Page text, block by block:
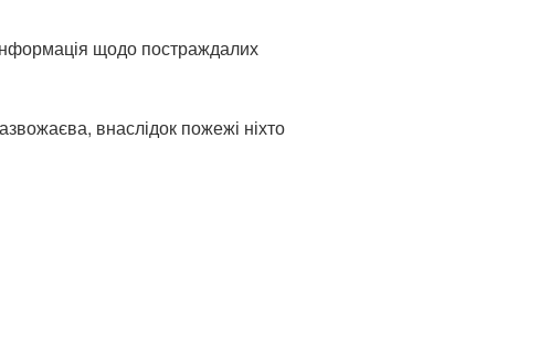
щодо постраждалих
внаслідок пожежі ніхто